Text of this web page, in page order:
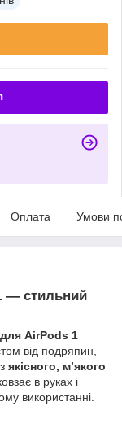
Оплата Умови
— стильний
AirPods 1
від подряпин,
якісного, м’якого
в руках і
використанні.